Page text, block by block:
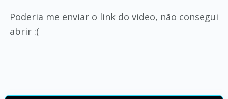
Poderia me enviar o link do video, não consegui
abrir :(